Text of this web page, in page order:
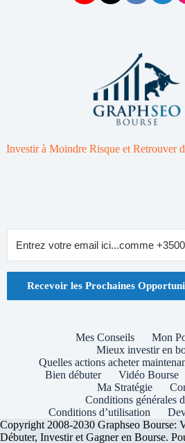
Investir à Moindre Risque et Retrouver
Recevoir les Prochaines
Mes Conseils
Mon
Mieux investir en
Quelles actions acheter
Bien débuter
Vidéo Bourse
Ma Stratégie
Conditions générales
Conditions d’utilisation
Copyright 2008-2030 Graphseo Bourse:
Débuter, Investir et Gagner en Bourse.